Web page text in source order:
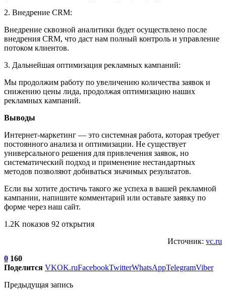
2. Внедрение CRM:
Внедрение сквозной аналитики будет осуществлено после
внедрения CRM, что даст нам полный контроль и управление
потоком клиентов.
3. Дальнейшая оптимизация рекламных кампаний:
Мы продолжим работу по увеличению количества заявок и
снижению цены лида, продолжая оптимизацию наших
рекламных кампаний.
Выводы
Интернет-маркетинг — это системная работа, которая требует
постоянного анализа и оптимизации. Не существует
универсального решения для привлечения заявок, но
систематический подход и применение нестандартных
методов позволяют добиваться значимых результатов.
Если вы хотите достичь такого же успеха в вашей рекламной
кампании, напишите комментарий или оставьте заявку по
форме через наш сайт.
1.2K показов 92 открытия
Источник: vc.ru
0 160
Поделится VKOK.ruFacebookTwitterWhatsAppTelegramViber
Предыдущая запись